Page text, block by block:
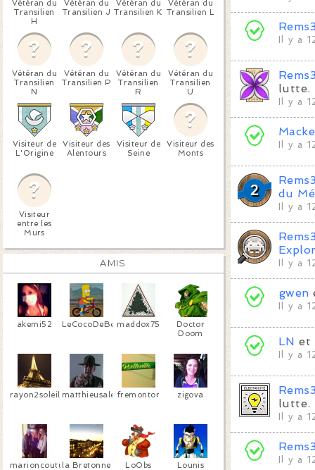
Vétéran du
Transilien
H
Vétéran du
Transilien J
Vétéran du
Transilien K
Vétéran du
Transilien L
Vétéran du
Transilien
N
Vétéran du
Transilien P
Vétéran du
Transilien
R
Vétéran du
Transilien
U
Visiteur de
L'Origine
Visiteur des
Alentours
Visiteur de
Seine
Visiteur des
Monts
Visiteur
entre les
Murs
AMIS
akemi52 LeCocoDeBellevillemaddox75
Doctor
Doom
rayon2soleil matthieusalemfremontor zigova
marioncoutula Bretonne LoObs Lounis
Il y a
lutte.
Il y a
Il y a
du
Il y a
Il y a
gwen
Il y a
LN et
Il y a
lutte.
Il y a
Il y a